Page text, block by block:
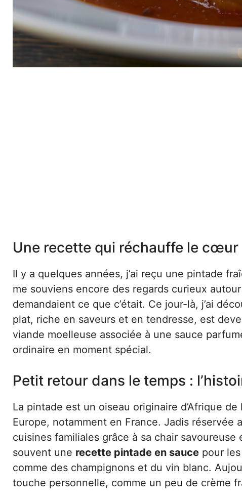
Une recette qui réchauffe le cœur
Il y a quelques années, j’ai reçu une pintade
me souviens encore des regards curieux
demandaient ce que c’était. Ce jour-là, j’ai
plat, riche en saveurs et en tendresse, est
viande moelleuse associée à une sauce
ordinaire en moment spécial.
Petit retour dans le temps :
La pintade est un oiseau originaire d’Afrique
Europe, notamment en France. Jadis
cuisines familiales grâce à sa chair
souvent une recette pintade en sauce pour
comme des champignons et du vin blanc.
touche personnelle, comme un peu de crème